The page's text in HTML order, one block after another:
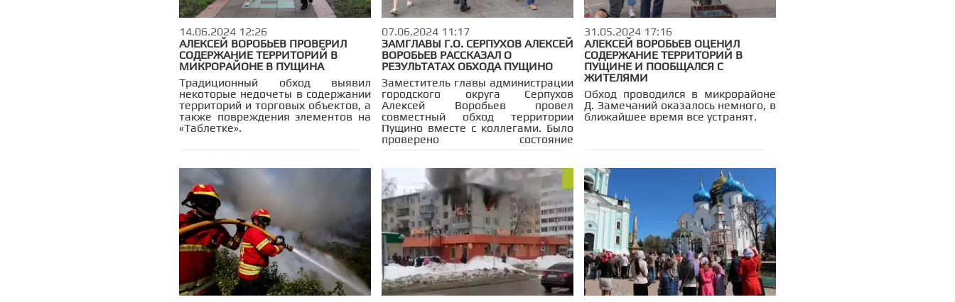
14.06.2024 12:26
АЛЕКСЕЙ ВОРОБЬЕВ ПРОВЕРИЛ
СОДЕРЖАНИЕ ТЕРРИТОРИЙ В
МИКРОРАЙОНЕ В ПУЩИНА
Традиционный обход выявил
некоторые недочеты в содержании
территорий и торговых объектов, а
также повреждения элементов на
«Таблетке».
07.06.2024 11:17
ЗАМГЛАВЫ Г.О. СЕРПУХОВ АЛЕКСЕЙ
ВОРОБЬЕВ РАССКАЗАЛ О
РЕЗУЛЬТАТАХ ОБХОДА ПУЩИНО
Заместитель главы администрации
городского округа Серпухов
Алексей Воробьев провел
совместный обход территории
Пущино вместе с коллегами. Было
проверено состояние
общественных пространств и
инспекции было оценено качество
уборки, вывоз мусора и содержание
детских площадок.
31.05.2024 17:16
АЛЕКСЕЙ ВОРОБЬЕВ ОЦЕНИЛ
СОДЕРЖАНИЕ ТЕРРИТОРИЙ В
ПУЩИНЕ И ПООБЩАЛСЯ С
ЖИТЕЛЯМИ
Обход проводился в микрорайоне
Д. Замечаний оказалось немного, в
ближайшее время все устранят.